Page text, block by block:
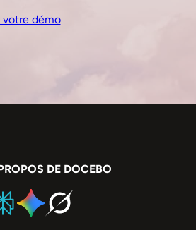
votre démo
DE DOCEBO